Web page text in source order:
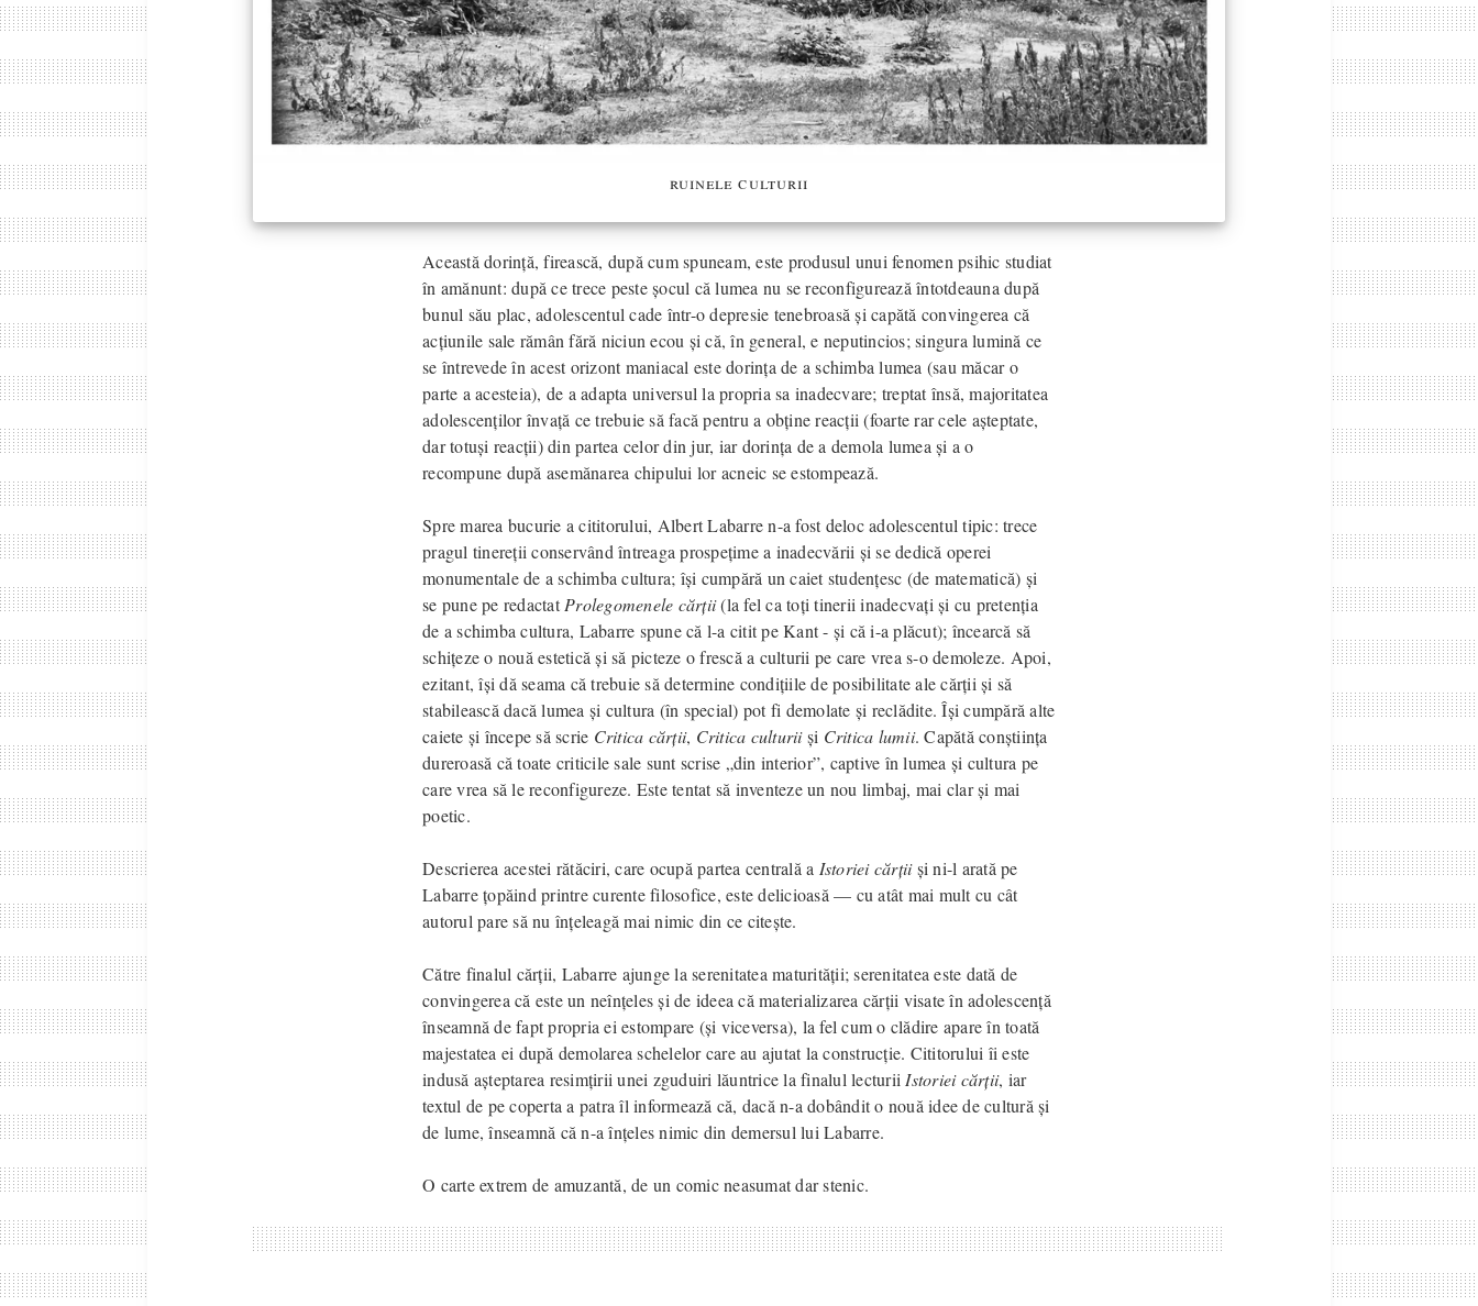
ruinele culturii
Această dorință, firească, după cum spuneam, este produsul unui fenomen psihic studiat
în amănunt: după ce trece peste șocul că lumea nu se reconfigurează întotdeauna după
bunul său plac, adolescentul cade într-o depresie tenebroasă și capătă convingerea că
acțiunile sale rămân fără niciun ecou și că, în general, e neputincios; singura lumină ce
se întrevede în acest orizont maniacal este dorința de a schimba lumea (sau măcar o
parte a acesteia), de a adapta universul la propria sa inadecvare; treptat însă, majoritatea
adolescenților învață ce trebuie să facă pentru a obține reacții (foarte rar cele așteptate,
dar totuși reacții) din partea celor din jur, iar dorința de a demola lumea și a o
recompune după asemănarea chipului lor acneic se estompează.
Spre marea bucurie a cititorului, Albert Labarre n-a fost deloc adolescentul tipic: trece
pragul tinereții conservând întreaga prospețime a inadecvării și se dedică operei
monumentale de a schimba cultura; își cumpără un caiet studențesc (de matematică) și
se pune pe redactatProlegomenele cărții(la fel ca toți tinerii inadecvați și cu pretenția
de a schimba cultura, Labarre spune că l-a citit pe Kant - și că i-a plăcut); încearcă să
schițeze o nouă estetică și să picteze o frescă a culturii pe care vrea s-o demoleze. Apoi,
ezitant, își dă seama că trebuie să determine condițiile de posibilitate ale cărții și să
stabilească dacă lumea și cultura (în special) pot fi demolate și reclădite. Își cumpără alte
caiete și începe să scrie Critica cărții, Critica culturiiși Critica lumii. Capătă conștiința
dureroasă că toate criticile sale sunt scrise „din interior”, captive în lumea și cultura pe
care vrea să le reconfigureze. Este tentat să inventeze un nou limbaj, mai clar și mai
poetic.
Descrierea acestei rătăciri, care ocupă partea centrală a Istoriei cărțiiși ni-l arată pe
Labarre țopăind printre curente filosofice, este delicioasă — cu atât mai mult cu cât
autorul pare să nu înțeleagă mai nimic din ce citește.
Către finalul cărții, Labarre ajunge la serenitatea maturității; serenitatea este dată de
convingerea că este un neînțeles și de ideea că materializarea cărții visate în adolescență
înseamnă de fapt propria ei estompare (și viceversa), la fel cum o clădire apare în toată
majestatea ei după demolarea schelelor care au ajutat la construcție. Cititorului îi este
indusă așteptarea resimțirii unei zguduiri lăuntrice la finalul lecturiiIstoriei cărții, iar
textul de pe coperta a patra îl informează că, dacă n-a dobândit o nouă idee de cultură și
de lume, înseamnă că n-a înțeles nimic din demersul lui Labarre.
O carte extrem de amuzantă, de un comic neasumat dar stenic.